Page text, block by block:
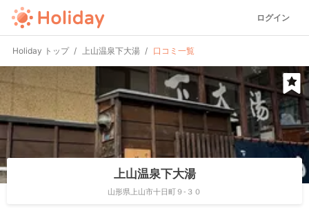
ログイン
Holiday トップ 上山温泉下大湯 口コミ一覧
上山温泉下大湯
山形県上山市十日町９-３０